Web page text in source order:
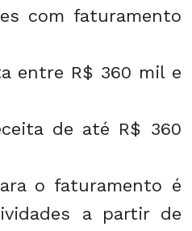
com faturamento
entre R$ 360 mil e
de até R$ 360
o faturamento é
a partir de